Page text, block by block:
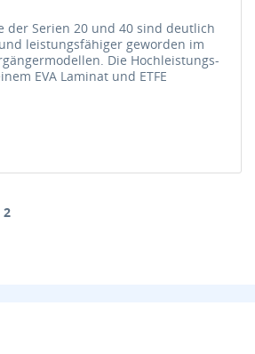
der Serien 20 und 40 sind deutlich
leistungsfähiger geworden im
Die Hochleistungs-
EVA Laminat und ETFE
2